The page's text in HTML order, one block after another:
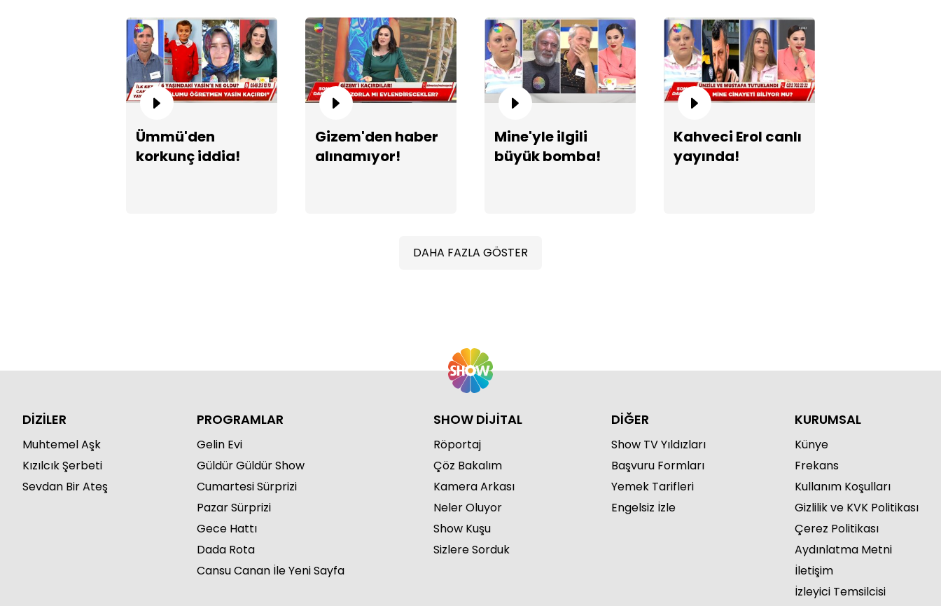
Ümmü'den
korkunç iddia!
Gizem'den haber
alınamıyor!
Mine'yle ilgili
büyük bomba!
Kahveci Erol canlı
yayında!
DAHA FAZLA GÖSTER
DİZİLER
Muhtemel Aşk
Kızılcık Şerbeti
Sevdan Bir Ateş
PROGRAMLAR
Gelin Evi
Güldür Güldür Show
Cumartesi Sürprizi
Pazar Sürprizi
Gece Hattı
Dada Rota
Cansu Canan İle Yeni Sayfa
SHOW DİJİTAL
Röportaj
Çöz Bakalım
Kamera Arkası
Neler Oluyor
Show Kuşu
Sizlere Sorduk
DİĞER
Show TV Yıldızları
Başvuru Formları
Yemek Tarifleri
Engelsiz İzle
KURUMSAL
Künye
Frekans
Kullanım Koşulları
Gizlilik ve KVK Politikası
Çerez Politikası
Aydınlatma Metni
İletişim
İzleyici Temsilcisi